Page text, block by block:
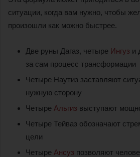
ситуации, когда вам нужно, чтобы
произошли как можно быстрее.
Две руны Дагаз, четыре Ингуз и
за сам процесс трансформации
Четыре Наутиз заставляют
нужную сторону
Четыре Альгиз выступают
Четыре Тейваз обозначают
цели
Четыре Ансуз позволяют